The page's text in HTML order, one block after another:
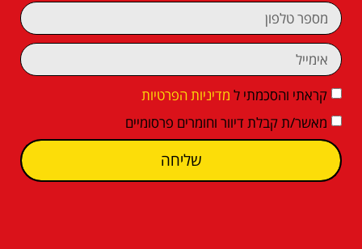
קראתי והסכמתי ל מדיניות הפרטיות
מאשר/ת קבלת דיוור וחומרים פרסומיים
שליחה